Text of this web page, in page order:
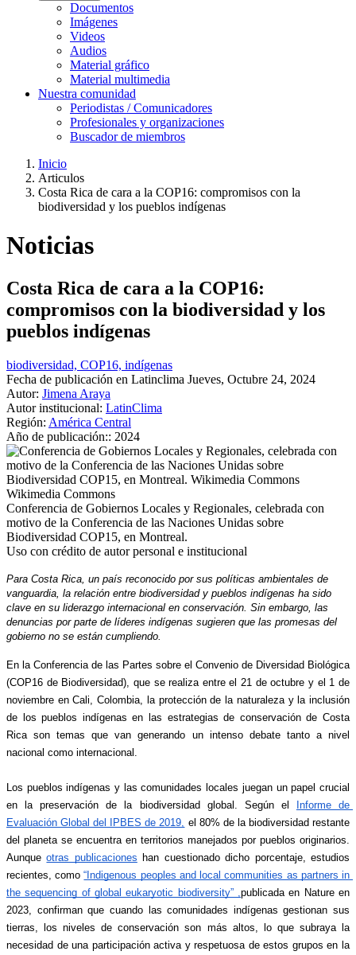
Documentos
Imágenes
Videos
Audios
Material gráfico
Material multimedia
Nuestra comunidad
Periodistas / Comunicadores
Profesionales y organizaciones
Buscador de miembros
Ruta
Inicio
Articulos
Costa Rica de cara a la COP16: compromisos con la
biodiversidad y los pueblos indígenas
Noticias
Costa Rica de cara a la COP16:
compromisos con la biodiversidad y los
pueblos indígenas
biodiversidad, COP16, indígenas
Fecha de publicación en Latinclima Jueves, Octubre 24, 2024
Autor: Jimena Araya
Autor institucional: LatinClima
Región: América Central
Año de publicación:: 2024
Wikimedia Commons
Conferencia de Gobiernos Locales y Regionales, celebrada con
motivo de la Conferencia de las Naciones Unidas sobre
Biodiversidad COP15, en Montreal.
Uso con crédito de autor personal e institucional
Para Costa Rica, un país reconocido por sus políticas ambientales de
vanguardia, la relación entre biodiversidad y pueblos indígenas ha sido
clave en su liderazgo internacional en conservación. Sin embargo, las
denuncias por parte de líderes indígenas sugieren que las promesas del
gobierno no se están cumpliendo.
En la Conferencia de las Partes sobre el Convenio de Diversidad Biológica
(COP16 de Biodiversidad), que se realiza entre el 21 de octubre y el 1 de
noviembre en Cali, Colombia, la protección de la naturaleza y la inclusión
de los pueblos indígenas en las estrategias de conservación de Costa
Rica son temas que van generando un intenso debate tanto a nivel
nacional como internacional.
Los pueblos indígenas y las comunidades locales juegan un papel crucial
en la preservación de la biodiversidad global. Según el
Informe de
Evaluación Global del IPBES de 2019, el 80% de la biodiversidad restante
del planeta se encuentra en territorios manejados por pueblos originarios.
Aunque otras publicaciones han cuestionado dicho porcentaje, estudios
recientes, como “Indigenous peoples and local communities as partners in
the sequencing of global eukaryotic biodiversity” , publicada en Nature en
2023, confirman que cuando las comunidades indígenas gestionan sus
tierras, los niveles de conservación son más altos, lo que subraya la
necesidad de una participación activa y respetuosa de estos grupos en la